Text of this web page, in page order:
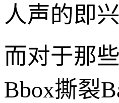
人声的即
而对于那
Bbox撕裂